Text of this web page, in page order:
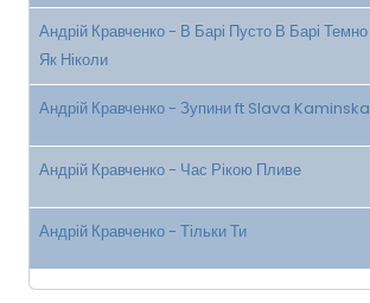
Андрій Кравченко - В Барі Пусто В Барі Темно
Як Ніколи
Андрій Кравченко - Зупини ft Slava Kaminska
Андрій Кравченко - Час Рікою Пливе
Андрій Кравченко - Тільки Ти